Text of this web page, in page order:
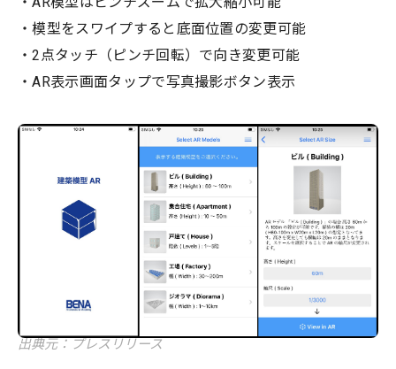
・模型をスワイプすると底面位置の変更可能
・2点タッチ（ピンチ回転）で向き変更可能
・AR表示画面タップで写真撮影ボタン表示
出典元：プレスリリース